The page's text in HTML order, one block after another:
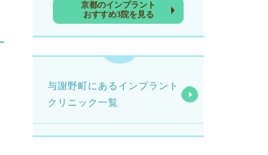
京都のインプラント
おすすめ3院を見る
与謝野町にあるインプラント
クリニック一覧